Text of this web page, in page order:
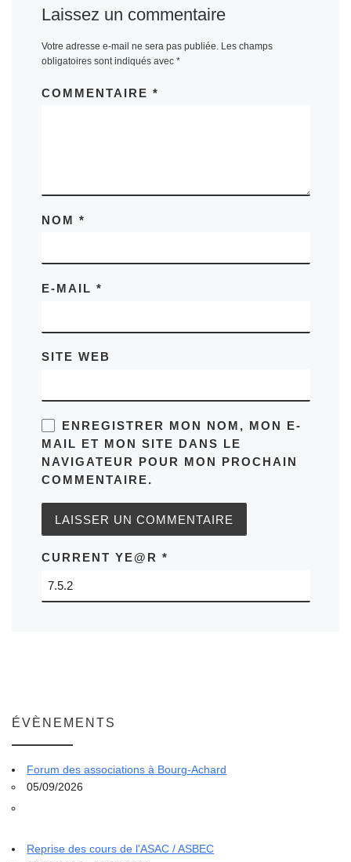
Laissez un commentaire
Votre adresse e-mail ne sera pas publiée. Les champs
obligatoires sont indiqués avec *
COMMENTAIRE *
NOM *
E-MAIL *
SITE WEB
ENREGISTRER MON NOM, MON E-
MAIL ET MON SITE DANS LE
NAVIGATEUR POUR MON PROCHAIN
COMMENTAIRE.
CURRENT YE@R *
ÉVÈNEMENTS
Forum des associations à Bourg-Achard
05/09/2026
Reprise des cours de l'ASAC / ASBEC